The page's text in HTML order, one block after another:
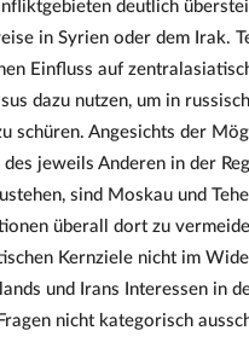
deutlich
in Syrien oder dem Irak.
Einfluss auf
dazu nutzen, um in
schüren. Angesichts der
des jeweils Anderen in der
sind Moskau und
überall dort zu
Kernziele nicht im
und Irans Interessen in
nicht kategorisch